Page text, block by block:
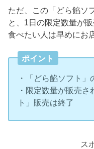
ただ、この「どら餡ソ
と、1日の限定数量が
食べたい人は早めにお
ポイント
・「どら餡ソフト
・限定数量が販売
ト」販売は終了
ス